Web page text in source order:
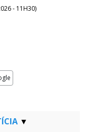
- 11H30)